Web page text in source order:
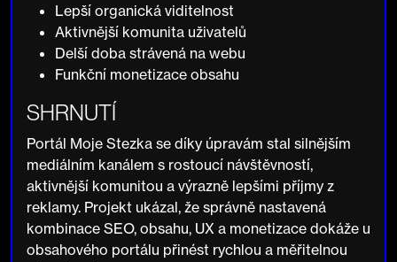
Lepší organická viditelnost
Aktivnější komunita uživatelů
Delší doba strávená na webu
Funkční monetizace obsahu
SHRNUTÍ
Portál Moje Stezka se díky úpravám stal silnějším
mediálním kanálem s rostoucí návštěvností,
aktivnější komunitou a výrazně lepšími příjmy z
reklamy. Projekt ukázal, že správně nastavená
kombinace SEO, obsahu, UX a monetizace dokáže u
obsahového portálu přinést rychlou a měřitelnou